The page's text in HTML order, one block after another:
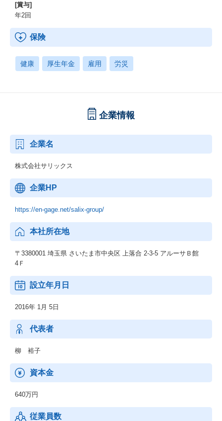
[賞与]
年2回
保険
健康 厚生年金 雇用 労災
企業情報
企業名
株式会社サリックス
企業HP
https://en-gage.net/salix-group/
本社所在地
〒3380001 埼玉県 さいたま市中央区 上落合 2-3-5 アルーサＢ館
4Ｆ
設立年月日
2016年 1月 5日
代表者
柳 裕子
資本金
640万円
従業員数